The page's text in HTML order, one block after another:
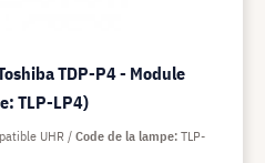
TDP-P4 - Module
TLP-LP4)
UHR Code de la lampe TLP-